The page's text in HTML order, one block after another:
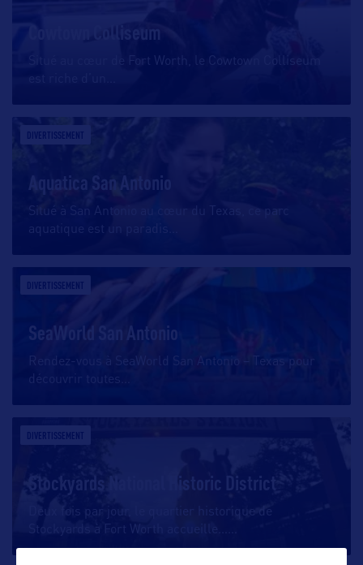
Cowtown Colliseum
Situé au cœur de Fort Worth, le Cowtown Colliseum
DIVERTISSEMENT
Aquatica San Antonio
Situé à San Antonio au cœur du Texas, ce parc
aquatique est un paradis
DIVERTISSEMENT
SeaWorld San Antonio
Rendez-vous à SeaWorld San Antonio – Texas pour
découvrir toutes
DIVERTISSEMENT
Stockyards National Historic District
Deux fois par jour, le quartier historique de
Stockyards à Fort Worth accueille…